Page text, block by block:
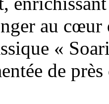
au
«
de